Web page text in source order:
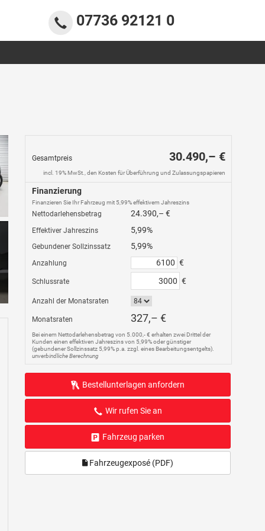
07736 92121 0
Gesamtpreis 30.490,– €
incl. 19% MwSt., den Kosten für Überführung und Zulassungspapieren
Finanzierung
Finanzieren Sie Ihr Fahrzeug mit 5,99% effektivem Jahreszins
Nettodarlehensbetrag 24.390,– €
Effektiver Jahreszins 5,99%
Gebundener Sollzinssatz 5,99%
Anzahlung €
Schlussrate €
Anzahl der Monatsraten
Monatsraten 327,– €
Bei einem Nettodarlehensbetrag von 5.000,- € erhalten zwei Drittel der
Kunden einen effektiven Jahreszins von 5,99% oder günstiger
(gebundener Sollzinssatz 5,99% p.a. zzgl. eines Bearbeitungsentgelts).
unverbindliche Berechnung
Bestellunterlagen anfordern
Wir rufen Sie an
Fahrzeug parken
Fahrzeugexposé (PDF)